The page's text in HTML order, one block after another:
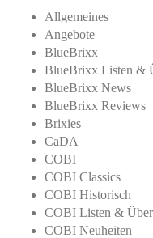
Allgemeines
Angebote
BlueBrixx
BlueBrixx Listen &
BlueBrixx News
BlueBrixx Reviews
Brixies
CaDA
COBI
COBI Classics
COBI Historisch
COBI Listen &
COBI Neuheiten